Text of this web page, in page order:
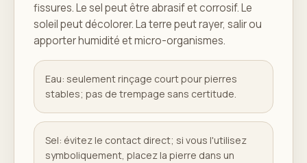
fissures. Le sel peut être abrasif et corrosif. Le
soleil peut décolorer. La terre peut rayer, salir ou
apporter humidité et micro-organismes.
Eau: seulement rinçage court pour pierres
stables; pas de trempage sans certitude.
Sel: évitez le contact direct; si vous l'utilisez
symboliquement, placez la pierre dans un